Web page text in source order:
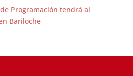
Programación tendrá al
Bariloche